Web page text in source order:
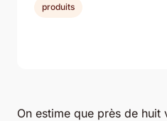
On estime que près de huit
produits